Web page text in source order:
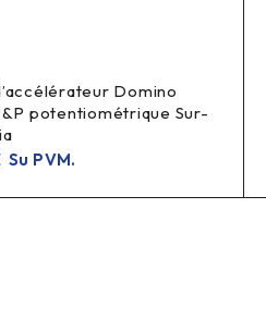
Domino
potentiométrique Sur-
Su PVM.